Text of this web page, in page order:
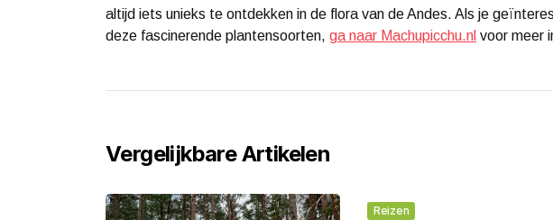
altijd iets unieks te ontdekken in de flora van de Andes. Als je
deze fascinerende plantensoorten, ga naar Machupicchu.nl voor meer
Vergelijkbare Artikelen
Reizen